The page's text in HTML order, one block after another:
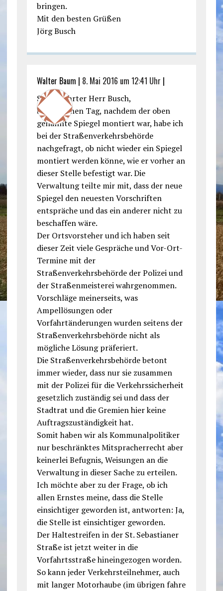
bringen.
Mit den besten Grüßen
Jörg Busch
Walter Baum | 8. Mai 2016 um 12:41 Uhr |
Sehr geehrter Herr Busch,
bereits einen Tag, nachdem der oben
genannte Spiegel montiert war, habe ich
bei der Straßenverkehrsbehörde
nachgefragt, ob nicht wieder ein Spiegel
montiert werden könne, wie er vorher an
dieser Stelle befestigt war. Die
Verwaltung teilte mir mit, dass der neue
Spiegel den neuesten Vorschriften
entspräche und das ein anderer nicht zu
beschaffen wäre.
Der Ortsvorsteher und ich haben seit
dieser Zeit viele Gespräche und Vor-Ort-
Termine mit der
Straßenverkehrsbehörde der Polizei und
der Straßenmeisterei wahrgenommen.
Vorschläge meinerseits, was
Ampellösungen oder
Vorfahrtänderungen wurden seitens der
Straßenverkehrsbehörde nicht als
mögliche Lösung präferiert.
Die Straßenverkehrsbehörde betont
immer wieder, dass nur sie zusammen
mit der Polizei für die Verkehrssicherheit
gesetzlich zuständig sei und dass der
Stadtrat und die Gremien hier keine
Auftragszuständigkeit hat.
Somit haben wir als Kommunalpolitiker
nur beschränktes Mitspracherrecht aber
keinerlei Befugnis, Weisungen an die
Verwaltung in dieser Sache zu erteilen.
Ich möchte aber zu der Frage, ob ich
allen Ernstes meine, dass die Stelle
einsichtiger geworden ist, antworten: Ja,
die Stelle ist einsichtiger geworden.
Der Haltestreifen in der St. Sebastianer
Straße ist jetzt weiter in die
Vorfahrtsstraße hineingezogen worden.
So kann jeder Verkehrsteilnehmer, auch
mit langer Motorhaube (im übrigen fahre